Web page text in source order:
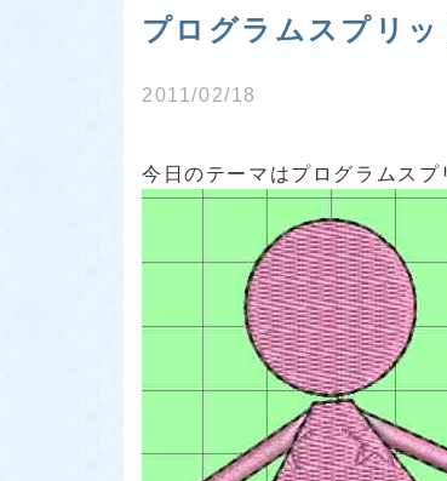
プログラムスプリ
2011/02/18
今日のテーマはプログラムス